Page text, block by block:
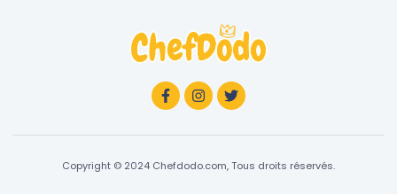
Copyright © 2024 Chefdodo.com, Tous droits réservés.